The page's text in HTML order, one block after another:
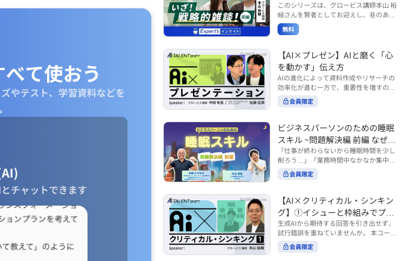
べて使おう
やテスト、学習資料などを
チャットできます
の第一歩としておすすめのコースです。
コース内で紹介している「傾聴力」を深
めたい方は、こちらも合わせてご覧くだ
さい。 ・傾聴力 ~リーダーのための聴く
is.co.jp/ja/courses/fe285262/learn/step
s/59808 ・傾聴力 ~リーダーのための聴
く技術~（実践編） https://unlimited.gl
obis.co.jp/ja/courses/01d24a39/learn/s
teps/59813 ※本動画は、制作時点の情
報に基づき作成したものです（2026年6
月制作）
ックオフィス業務へのAI活用やDX推進を
担っている方 ・AI時代におけるバックオ
フィスの役割や戦略のあり方を考えたい
方 ■AIシフトシリーズとは？ 『AI BUSI
で設計された全12回のシリーズです。
（順次公開） https://unlimited.globis.c
o.jp/ja/tags/AI%E3%83%93%E3%82%B
8%E3%83%8D%E3%82%B9%E3%82%
B7%E3%83%95%E3%83%88 ・基礎編
（第1回〜3回）：リーダーやマネージャ
ーに求められる、AI時代の基礎的なリテ
ジメント編（第4回〜7回）：AI時代のリ
ーダーシップや組織変革を中心に学ぶコ
ース ・機能別戦略編（第8回〜12回）：
AI時代における機能別での戦略のあり方
を中心に学ぶコース より実践的なAIツー
ルの活用法について学びたい方は『AI W
earch?tag=AI%E3%83%AF%E3%83%B
C%E3%82%AF%E3%82%B7%E3%83%
95%E3%83%88 ※本コースは、AIのマネ
ジメント活用を学ぶ「AIビジネスシフ
ト」シリーズの一環として提供していま
す。 ※本動画は、制作時点の情報に基づ
げ、経営チームづくりについてなど聞い
ていきます。（肩書きは2020年12月11
日撮影当時のもの） 藤田 晋 サイバー
ス・キャピタル・パートナーズ 代表パ
ートナー
このシリーズは、グロービス講師本山 裕
輔さんを賢者としてお迎えし、巷のあり
とあらゆるものを独自の視点で紐解き、
皆様の学びの意欲を刺激するコンテンツ
期配信されます。 取り上げて欲しいご質
問やテーマ、感想を随時受け付けていま
す。 グーグルフォーム（https://forms.g
le/qqoBYuRUmUYz4scC6） または グ
ロ放題編集部員のX（https://x.com/mai
rakobayashi） まで、ぜひご要望をお
6月制作）
無料
【AI×プレゼン】AIと磨く「心
を動かす」伝え方
AIの進化によって資料作成やリサーチの
効率化が進む一方で、重要性を増すのが
「伝える力」です。本コースでは、AI時
代のプレゼンに求められるデリバリース
を客観的に評価し、改善できるAI活用法
も紹介。大事な場面で「心を動かす」プ
レゼンをしたい方におすすめです。関連
コース「プレゼンテーションスキル」も
併せてご覧ください。 ▼プレゼン動画分
析プロンプト（辛口） https://hodai.glo
bis.co.jp/learning_documents/6f976cd
ル https://unlimited.globis.co.jp/ja/co
urses/598f3254/ ※本コースは、AI時代
のビジネススキルを学ぶ「AIタレントシ
フト」シリーズの一環として提供してい
ます。 https://unlimited.globis.co.jp/j
a/tags/AI%E3%82%BF%E3%83%AC%E
会員限定
ビジネスパーソンのための睡眠
スキル ~問題解決編 前編 なぜ眠
れないのか？~
「仕事が終わらないから睡眠時間を少し
削ろう…」「業務時間中なかなか集中で
きない…」「毎日朝起きるのがつら
い…」。 あなたはこのような経験をした
トの時間をやりくりするために、真っ先
に削りがちなのが「睡眠」時間。 実は
今、日本社会は世界と比較して「最も眠
らない国」だということもわかってきて
います。 慢性的な睡眠不足は、心身の健
康に悪影響なだけでなく、仕事のパフォ
ーマンスにも当然大きな影響を与え、社
会員限定
【AI×クリティカル・シンキン
グ】①イシューと枠組みでプロ
ンプトを磨く
生成AIから期待する回答を引き出せず、
試行錯誤を重ねていませんか。 本コース
では、生成AI活用の質を高める鍵とし
て、クリティカル・シンキングの視点か
会員限定